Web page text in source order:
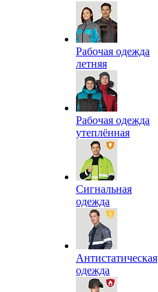
Рабочая одежда
летняя
Рабочая одежда
утеплённая
Сигнальная
одежда
Антистатическая
одежда